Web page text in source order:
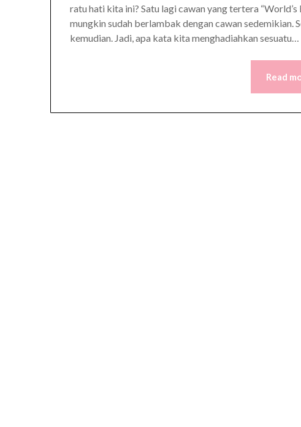
ratu hati kita ini? Satu lagi cawan yang tertera
mungkin sudah berlambak dengan cawan sedemikian.
kemudian. Jadi, apa kata kita menghadiahkan sesuatu…
Read